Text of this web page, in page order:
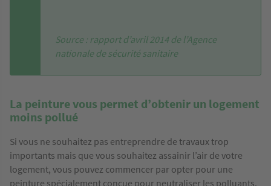
Source : rapport d’avril 2014 de l’Agence
nationale de sécurité sanitaire
La peinture vous permet d’obtenir un logement
moins pollué
Si vous ne souhaitez pas entreprendre de travaux trop
importants mais que vous souhaitez assainir l’air de votre
logement, vous pouvez commencer par opter pour une
peinture spécialement conçue pour neutraliser les polluants.